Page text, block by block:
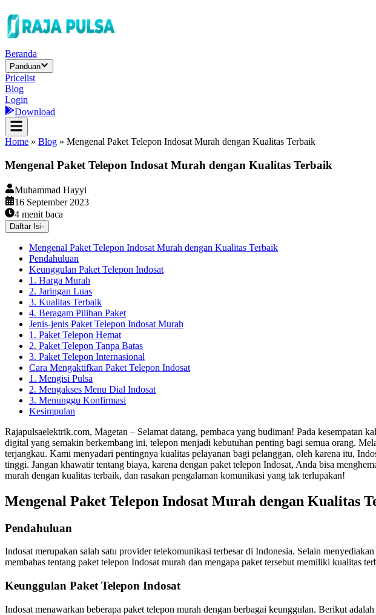
Beranda
Panduan
Pricelist
Blog
Login
Download
Home » Blog » Mengenal Paket Telepon Indosat Murah dengan Kualitas Terbaik
Mengenal Paket Telepon Indosat Murah dengan Kualitas Terbaik
Muhammad Hayyi
16 September 2023
4 menit baca
Daftar Isi-
Mengenal Paket Telepon Indosat Murah dengan Kualitas Terbaik
Pendahuluan
Keunggulan Paket Telepon Indosat
1. Harga Murah
2. Jaringan Luas
3. Kualitas Terbaik
4. Beragam Pilihan Paket
Jenis-jenis Paket Telepon Indosat Murah
1. Paket Telepon Hemat
2. Paket Telepon Tanpa Batas
3. Paket Telepon Internasional
Cara Mengaktifkan Paket Telepon Indosat
1. Mengisi Pulsa
2. Mengakses Menu Dial Indosat
3. Menunggu Konfirmasi
Kesimpulan
Rajapulsaelektrik.com, Magetan – Selamat datang, pembaca yang budiman! Pada kesempatan
digital yang semakin berkembang ini, telepon menjadi kebutuhan penting bagi semua orang.
terjangkau. Kami menyadari pentingnya kualitas pelayanan bagi pelanggan, oleh karena itu,
tinggi. Jangan khawatir tentang biaya, karena dengan paket telepon Indosat, Anda bisa
murah dengan kualitas terbaik, dan rasakan pengalaman komunikasi yang tak terlupakan!
Mengenal Paket Telepon Indosat Murah dengan Kualitas
Pendahuluan
Indosat merupakan salah satu provider telekomunikasi terbesar di Indonesia. Selain
membahas tentang paket telepon Indosat murah dan mengapa paket tersebut memiliki kualitas
Keunggulan Paket Telepon Indosat
Indosat menawarkan beberapa paket telepon murah dengan berbagai keunggulan. Berikut